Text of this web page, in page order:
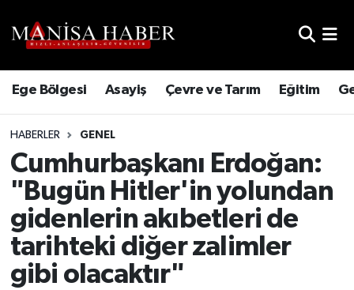
Ege Bölgesi Asayiş Çevre ve Tarım Eğitim
HABERLER GENEL
Cumhurbaşkanı Erdoğan:
"Bugün Hitler'in yolundan
gidenlerin akıbetleri de
tarihteki diğer zalimler
gibi olacaktır"
Trafik Durumu
Süper Lig Puan Durumu ve Fikstür
Tüm Manşetler
Son Dakika Haberleri
Haber Arşivi